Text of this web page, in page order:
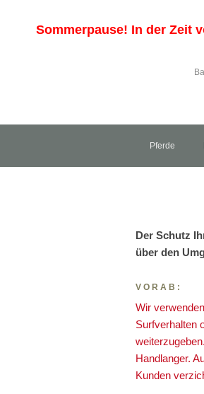
Sommerpause! In der Zeit
Pferde
Der Schutz
über den
VORAB:
Wir
Surfverhalten
Handlanger.
Kunden